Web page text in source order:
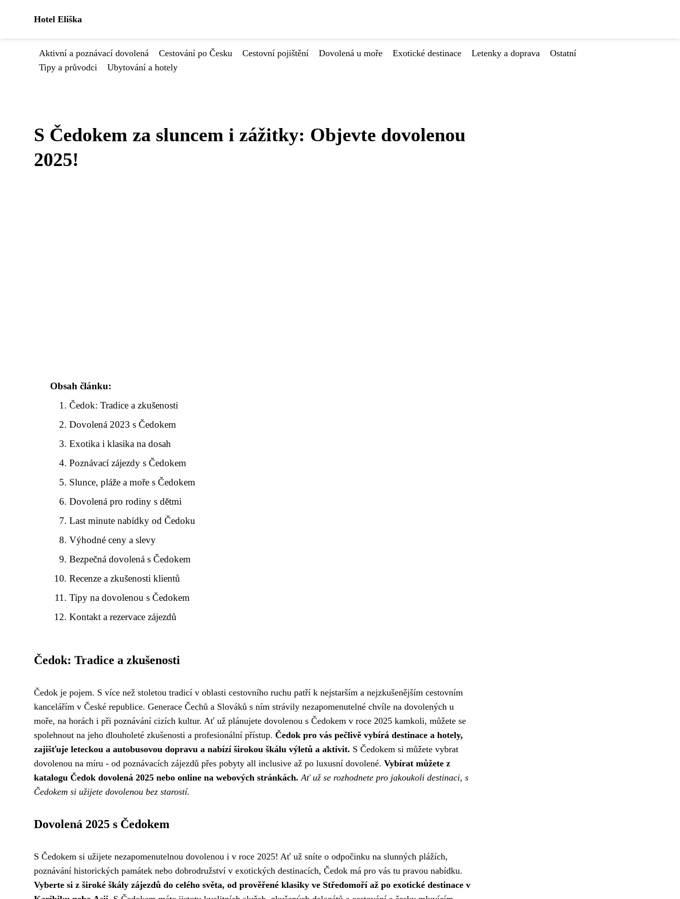
Hotel Eliška
Aktivní a poznávací dovolená Cestování po Česku Cestovní pojištění Dovolená u moře Exotické destinace Letenky a doprava
Ostatní
Tipy a průvodci
Ubytování a hotely
S Čedokem za sluncem i zážitky: Objevte dovolenou
2025!
Obsah článku:
Čedok: Tradice a zkušenosti
Dovolená 2023 s Čedokem
Exotika i klasika na dosah
Poznávací zájezdy s Čedokem
Slunce, pláže a moře s Čedokem
Dovolená pro rodiny s dětmi
Last minute nabídky od Čedoku
Výhodné ceny a slevy
Bezpečná dovolená s Čedokem
Recenze a zkušenosti klientů
Tipy na dovolenou s Čedokem
Kontakt a rezervace zájezdů
Čedok: Tradice a zkušenosti
Čedok je pojem. S více než stoletou tradicí v oblasti cestovního ruchu patří k nejstarším a nejzkušenějším cestovním
kancelářím v České republice. Generace Čechů a Slováků s ním strávily nezapomenutelné chvíle na dovolených u
moře, na horách i při poznávání cizích kultur. Ať už plánujete dovolenou s Čedokem v roce 2025 kamkoli, můžete se
spolehnout na jeho dlouholeté zkušenosti a profesionální přístup. Čedok pro vás pečlivě vybírá destinace a hotely,
zajišťuje leteckou a autobusovou dopravu a nabízí širokou škálu výletů a aktivit. S Čedokem si můžete vybrat
dovolenou na míru - od poznávacích zájezdů přes pobyty all inclusive až po luxusní dovolené. Vybírat můžete z
katalogu Čedok dovolená 2025 nebo online na webových stránkách. Ať už se rozhodnete pro jakoukoli destinaci, s
Čedokem si užijete dovolenou bez starostí.
Dovolená 2025 s Čedokem
S Čedokem si užijete nezapomenutelnou dovolenou i v roce 2025! Ať už sníte o odpočinku na slunných plážích,
poznávání historických památek nebo dobrodružství v exotických destinacích, Čedok má pro vás tu pravou nabídku.
Vyberte si z široké škály zájezdů do celého světa, od prověřené klasiky ve Středomoří až po exotické destinace v